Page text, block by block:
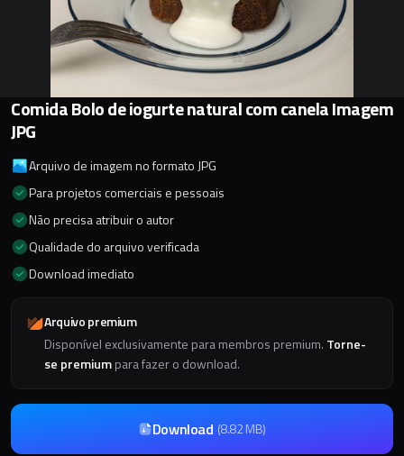
Comida Bolo de iogurte natural com canela Imagem
JPG
Arquivo de imagem no formato JPG
Para projetos comerciais e pessoais
Não precisa atribuir o autor
Qualidade do arquivo verificada
Download imediato
Arquivo premium
Disponível exclusivamente para membros premium. Torne-
se premiumpara fazer o download.
Download (8.82 MB)